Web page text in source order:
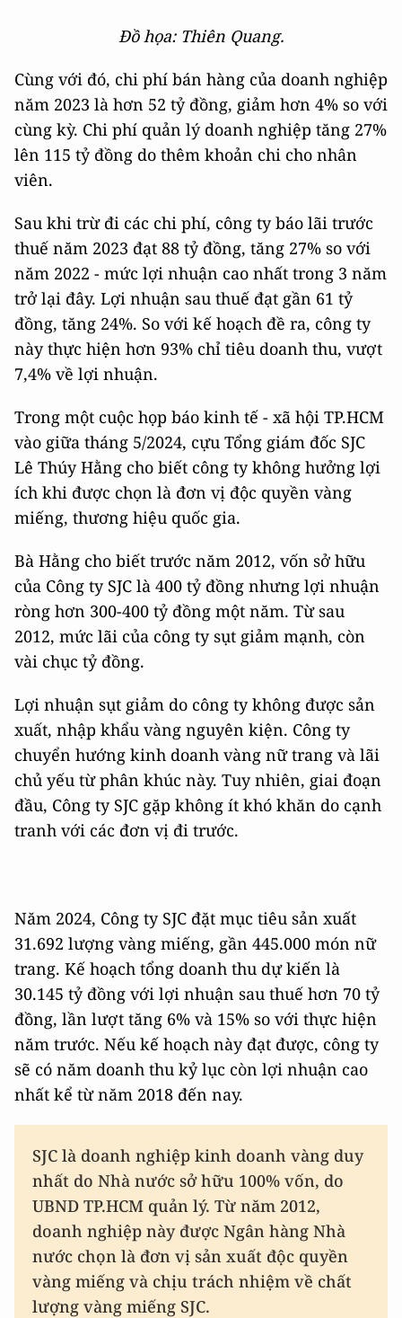
Đồ họa: Thiên Quang.
Cùng với đó, chi phí bán hàng của doanh nghiệp
năm 2023 là hơn 52 tỷ đồng, giảm hơn 4% so với
cùng kỳ. Chi phí quản lý doanh nghiệp tăng 27%
lên 115 tỷ đồng do thêm khoản chi cho nhân
viên.
Sau khi trừ đi các chi phí, công ty báo lãi trước
thuế năm 2023 đạt 88 tỷ đồng, tăng 27% so với
năm 2022 - mức lợi nhuận cao nhất trong 3 năm
trở lại đây. Lợi nhuận sau thuế đạt gần 61 tỷ
đồng, tăng 24%. So với kế hoạch đề ra, công ty
này thực hiện hơn 93% chỉ tiêu doanh thu, vượt
7,4% về lợi nhuận.
Trong một cuộc họp báo kinh tế - xã hội TP.HCM
vào giữa tháng 5/2024, cựu Tổng giám đốc SJC
Lê Thúy Hằng cho biết công ty không hưởng lợi
ích khi được chọn là đơn vị độc quyền vàng
miếng, thương hiệu quốc gia.
Bà Hằng cho biết trước năm 2012, vốn sở hữu
của Công ty SJC là 400 tỷ đồng nhưng lợi nhuận
ròng hơn 300-400 tỷ đồng một năm. Từ sau
2012, mức lãi của công ty sụt giảm mạnh, còn
vài chục tỷ đồng.
Lợi nhuận sụt giảm do công ty không được sản
xuất, nhập khẩu vàng nguyên kiện. Công ty
chuyển hướng kinh doanh vàng nữ trang và lãi
chủ yếu từ phân khúc này. Tuy nhiên, giai đoạn
đầu, Công ty SJC gặp không ít khó khăn do cạnh
tranh với các đơn vị đi trước.
Năm 2024, Công ty SJC đặt mục tiêu sản xuất
31.692 lượng vàng miếng, gần 445.000 món nữ
trang. Kế hoạch tổng doanh thu dự kiến là
30.145 tỷ đồng với lợi nhuận sau thuế hơn 70 tỷ
đồng, lần lượt tăng 6% và 15% so với thực hiện
năm trước. Nếu kế hoạch này đạt được, công ty
sẽ có năm doanh thu kỷ lục còn lợi nhuận cao
nhất kể từ năm 2018 đến nay.
SJC là doanh nghiệp kinh doanh vàng duy
nhất do Nhà nước sở hữu 100% vốn, do
UBND TP.HCM quản lý. Từ năm 2012,
doanh nghiệp này được Ngân hàng Nhà
nước chọn là đơn vị sản xuất độc quyền
vàng miếng và chịu trách nhiệm về chất
lượng vàng miếng SJC.